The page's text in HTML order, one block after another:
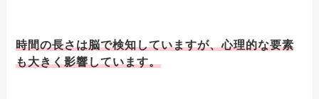
時間の長さは脳で検知していますが、心理的な要素
も大きく影響しています。